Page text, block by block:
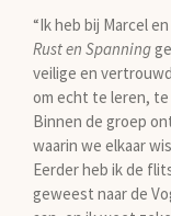
“Ik heb bij Marcel
Rust en Spanning
veilige en
om echt te leren,
Binnen de groep
waarin we elkaar
Eerder heb ik de
geweest naar de